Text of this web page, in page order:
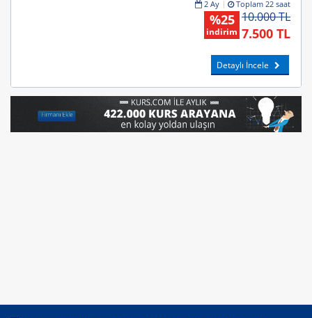
2 Ay Toplam 22 saat
10.000 TL
7.500 TL
%25
indirim
Detaylı İncele